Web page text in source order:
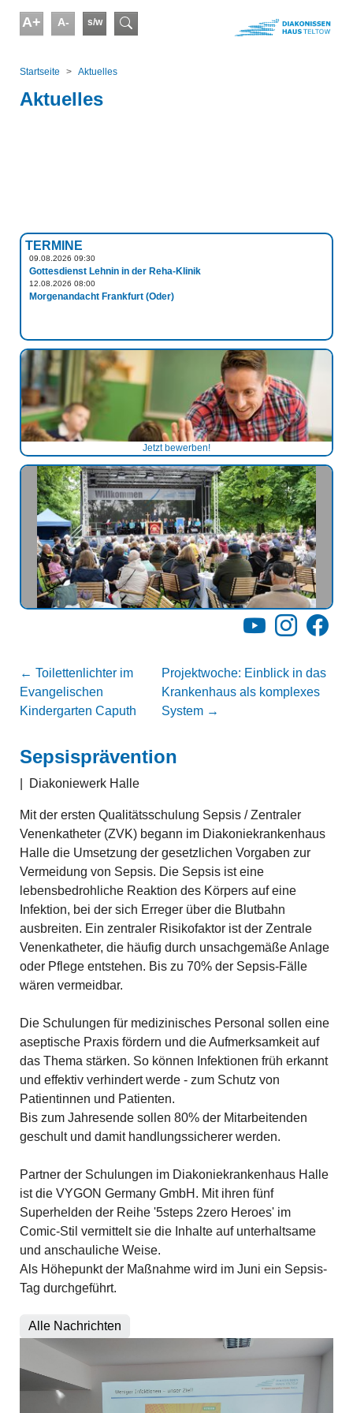
A+ A- s/w Suchformular
Startseite
Aktuelles
Aktuelles
TERMINE
09.08.2026 09:30
Gottesdienst Lehnin in der Reha-Klinik
12.08.2026 08:00
Morgenandacht Frankfurt (Oder)
Jetzt bewerben!
YouTubeInstagram
← Toilettenlichter im
Evangelischen
Kindergarten Caputh
Projektwoche: Einblick in das
Krankenhaus als komplexes
System →
Sepsisprävention
Diakoniewerk Halle
Mit der ersten Qualitätsschulung Sepsis / Zentraler
Venenkatheter (ZVK) begann im Diakoniekrankenhaus
Halle die Umsetzung der gesetzlichen Vorgaben zur
Vermeidung von Sepsis. Die Sepsis ist eine
lebensbedrohliche Reaktion des Körpers auf eine
Infektion, bei der sich Erreger über die Blutbahn
ausbreiten. Ein zentraler Risikofaktor ist der Zentrale
Venenkatheter, die häufig durch unsachgemäße Anlage
oder Pflege entstehen. Bis zu 70% der Sepsis-Fälle
wären vermeidbar.
Die Schulungen für medizinisches Personal sollen eine
aseptische Praxis fördern und die Aufmerksamkeit auf
das Thema stärken. So können Infektionen früh erkannt
und effektiv verhindert werde - zum Schutz von
Patientinnen und Patienten.
Bis zum Jahresende sollen 80% der Mitarbeitenden
geschult und damit handlungssicherer werden.
Partner der Schulungen im Diakoniekrankenhaus Halle
ist die VYGON Germany GmbH. Mit ihren fünf
Superhelden der Reihe '5steps 2zero Heroes' im
Comic-Stil vermittelt sie die Inhalte auf unterhaltsame
und anschauliche Weise.
Als Höhepunkt der Maßnahme wird im Juni ein Sepsis-
Tag durchgeführt.
Alle Nachrichten